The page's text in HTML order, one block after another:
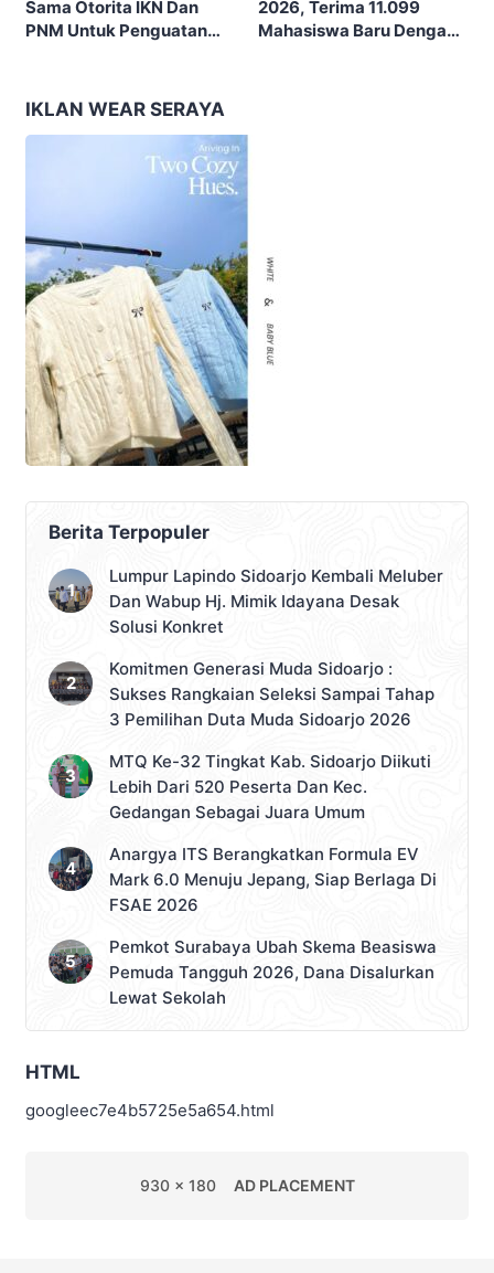
Sama Otorita IKN Dan
PNM Untuk Penguatan
2026, Terima 11.099
Mahasiswa Baru Dengan
IKLAN WEAR SERAYA
Berita Terpopuler
Lumpur Lapindo Sidoarjo Kembali Meluber
Dan Wabup Hj. Mimik Idayana Desak
Solusi Konkret
Komitmen Generasi Muda Sidoarjo :
Sukses Rangkaian Seleksi Sampai Tahap
3 Pemilihan Duta Muda Sidoarjo 2026
MTQ Ke-32 Tingkat Kab. Sidoarjo Diikuti
Lebih Dari 520 Peserta Dan Kec.
Gedangan Sebagai Juara Umum
Anargya ITS Berangkatkan Formula EV
Mark 6.0 Menuju Jepang, Siap Berlaga Di
FSAE 2026
Pemkot Surabaya Ubah Skema Beasiswa
Pemuda Tangguh 2026, Dana Disalurkan
Lewat Sekolah
HTML
googleec7e4b5725e5a654.html
930 x 180 AD PLACEMENT